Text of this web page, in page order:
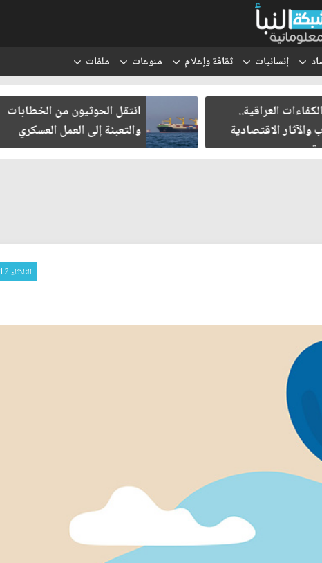
إنسانيات ثقافة وإعلام منوعات ملفات
انتقل الحوثيون من الخطابات
والتعبئة إلى العمل العسكري
الثلاثاء 12 تموز 2022